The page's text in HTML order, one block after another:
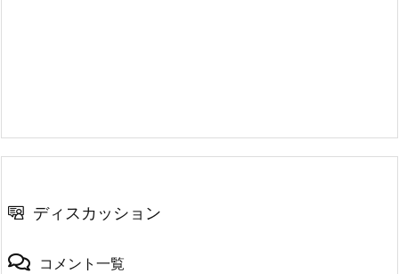
ディスカッション
コメント一覧